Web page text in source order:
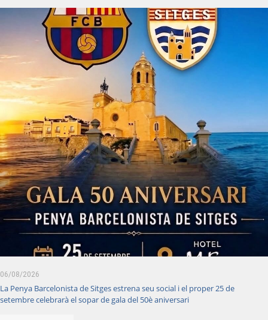
06/08/2026
La Penya Barcelonista de Sitges estrena seu social i el proper 25 de
setembre celebrarà el sopar de gala del 50è aniversari